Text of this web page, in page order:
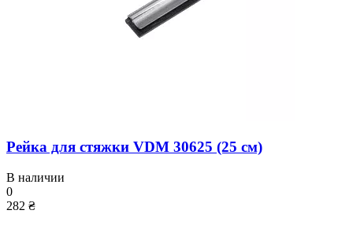
Рейка для стяжки VDM 30625 (25 см)
В наличии
0
282 ₴